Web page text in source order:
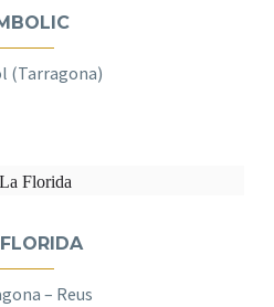
(Tarragona)
– Reus